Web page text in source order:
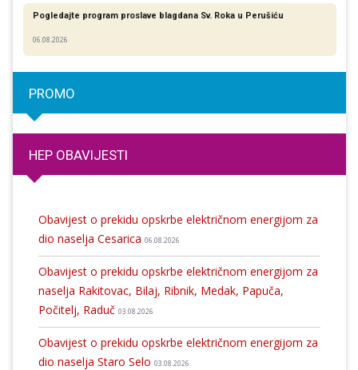
Pogledajte program proslave blagdana Sv. Roka u Perušiću
06.08.2026
PROMO
HEP OBAVIJESTI
Obavijest o prekidu opskrbe električnom energijom za
dio naselja Cesarica 06.08.2026
Obavijest o prekidu opskrbe električnom energijom za
naselja Rakitovac, Bilaj, Ribnik, Medak, Papuča,
Počitelj, Raduč 03.08.2026
Obavijest o prekidu opskrbe električnom energijom za
dio naselja Staro Selo 03.08.2026